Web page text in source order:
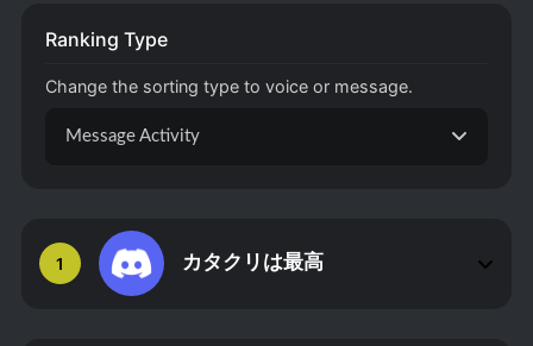
1 カタクリは最高
Ranking Type
Change the sorting type to voice or message.
Message Activity